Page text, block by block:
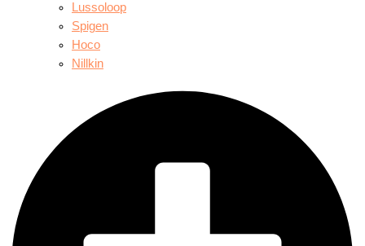
Lussoloop
Spigen
Hoco
Nillkin